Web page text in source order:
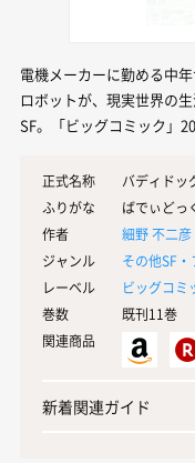
電機メーカーに勤める中
ロボットが、現実世界の
SF。「ビッグコミック」
正式名称
バディドッ
ふりがな
ばでぃどっ
作者
細野 不二彦
ジャンル
その他SF
レーベル
ビッグコミ
巻数
既刊11巻
関連商品
新着関連ガイド